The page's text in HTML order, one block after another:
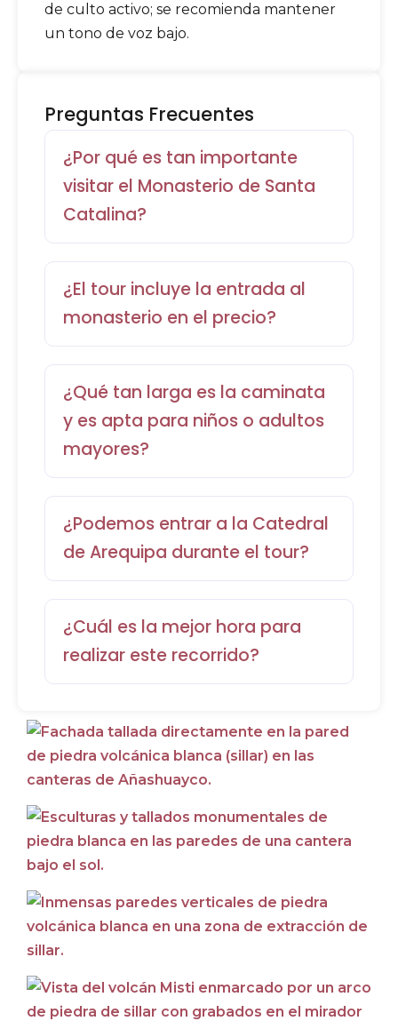
de culto activo; se recomienda mantener
un tono de voz bajo.
Preguntas Frecuentes
¿Por qué es tan importante
visitar el Monasterio de Santa
Catalina?
¿El tour incluye la entrada al
monasterio en el precio?
¿Qué tan larga es la caminata
y es apta para niños o adultos
mayores?
¿Podemos entrar a la Catedral
de Arequipa durante el tour?
¿Cuál es la mejor hora para
realizar este recorrido?